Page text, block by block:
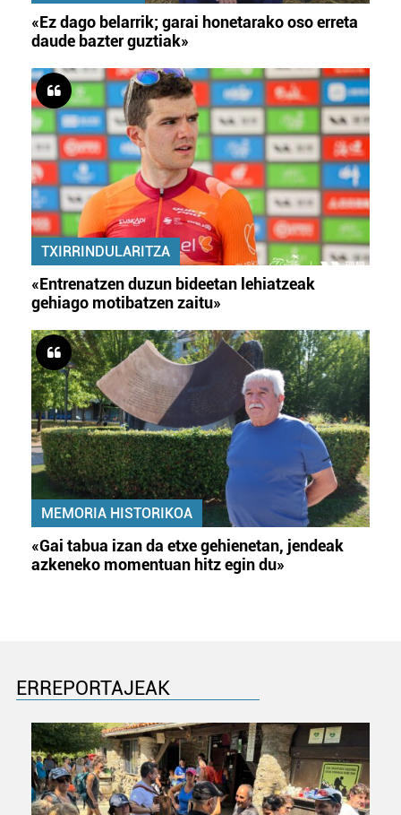
«Ez dago belarrik; garai honetarako oso erreta
daude bazter guztiak»
TXIRRINDULARITZA
«Entrenatzen duzun bideetan lehiatzeak
gehiago motibatzen zaitu»
MEMORIA HISTORIKOA
«Gai tabua izan da etxe gehienetan, jendeak
azkeneko momentuan hitz egin du»
ERREPORTAJEAK